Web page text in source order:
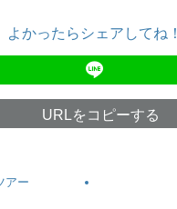
よかったらシェアしてね！
URLをコピーする
アー